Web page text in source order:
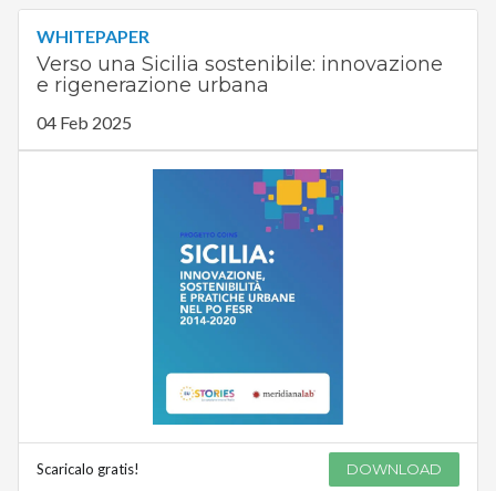
WHITEPAPER
Verso una Sicilia sostenibile: innovazione
e rigenerazione urbana
04 Feb 2025
Scaricalo gratis! DOWNLOAD